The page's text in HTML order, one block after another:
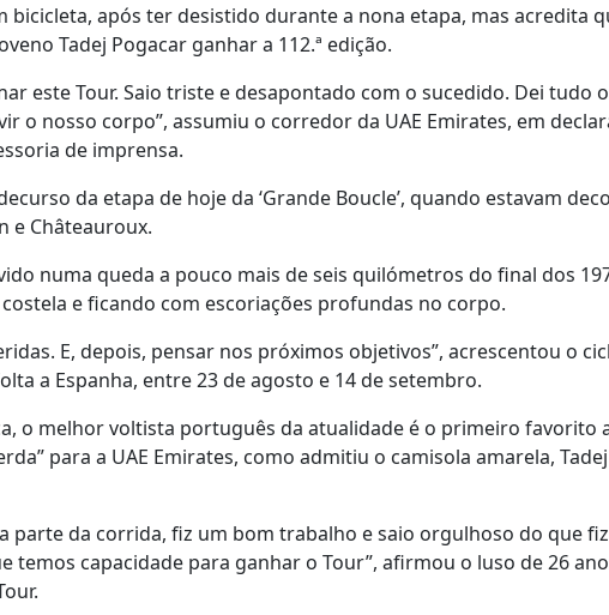
bicicleta, após ter desistido durante a nona etapa, mas acredita
Tadej Pogacar ganhar a 112.ª edição.
este Tour. Saio triste e desapontado com o sucedido. Dei tudo
o nosso corpo”, assumiu o corredor da UAE Emirates, em
de imprensa.
da etapa de hoje da ‘Grande Boucle’, quando estavam
e Châteauroux.
numa queda a pouco mais de seis quilómetros do final dos
e ficando com escoriações profundas no corpo.
E, depois, pensar nos próximos objetivos”, acrescentou o
a Espanha, entre 23 de agosto e 14 de setembro.
o melhor voltista português da atualidade é o primeiro favorito
para a UAE Emirates, como admitiu o camisola amarela, Tadej
parte da corrida, fiz um bom trabalho e saio orgulhoso do que
temos capacidade para ganhar o Tour”, afirmou o luso de 26